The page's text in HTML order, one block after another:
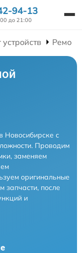
94-13
до 21:00
устройств
Новосибирске с
Проводим
заменяем
оригинальные
запчасти, после
и